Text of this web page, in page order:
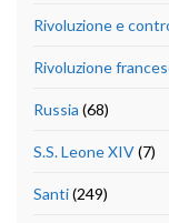
Rivoluzione e
Rivoluzione
Russia (68)
S.S. Leone XIV(7)
Santi(249)